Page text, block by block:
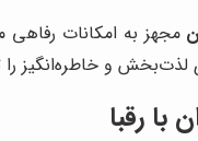
مجهز به امکانات
لذت‌بخش و خاطره‌انگیز را
رقبا